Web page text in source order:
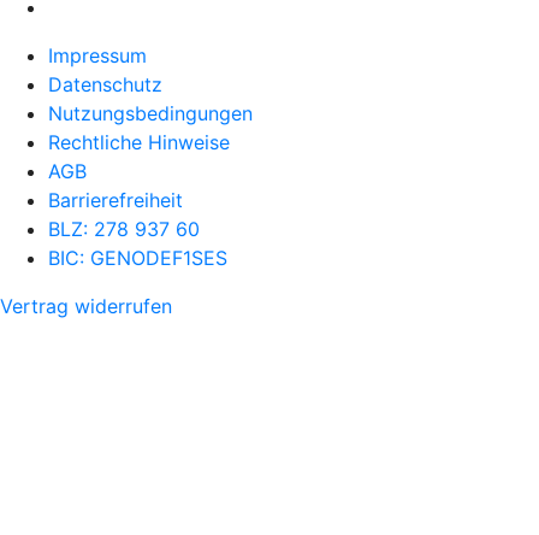
Impressum
Datenschutz
Nutzungsbedingungen
Rechtliche Hinweise
AGB
Barrierefreiheit
BLZ: 278 937 60
BIC: GENODEF1SES
Vertrag widerrufen